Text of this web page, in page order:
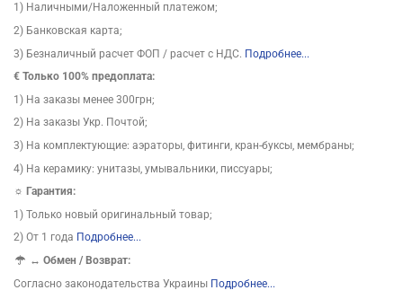
1) Наличными/Наложенный платежом;
2) Банковская карта;
3) Безналичный расчет ФОП / расчет с НДС. Подробнее...
€ Только 100% предоплата:
1) На заказы менее 300грн;
2) На заказы Укр. Почтой;
3) На комплектующие: аэраторы, фитинги, кран-буксы, мембраны;
4) На керамику: унитазы, умывальники, писсуары;
☼ Гарантия:
1) Только новый оригинальный товар;
2) От 1 года Подробнее...
↔Обмен / Возврат:
Согласно законодательства Украины Подробнее...